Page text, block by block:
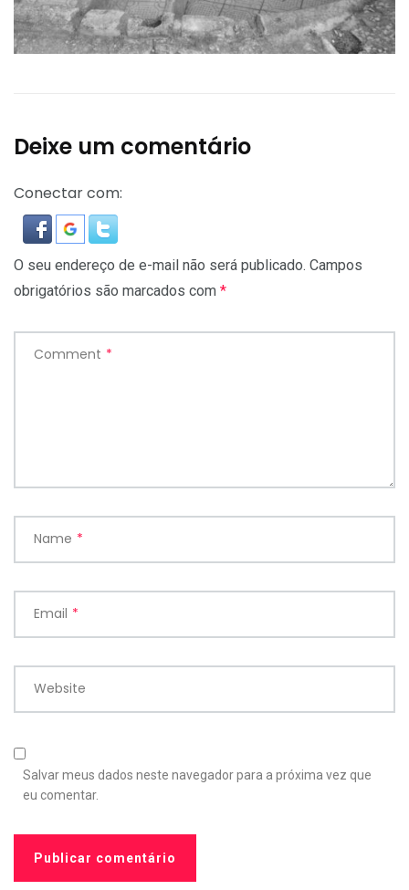
Deixe um comentário
Conectar com:
O seu endereço de e-mail não será publicado. Campos
obrigatórios são marcados com *
Comment *
Name *
Email *
Website
Salvar meus dados neste navegador para a próxima vez que
eu comentar.